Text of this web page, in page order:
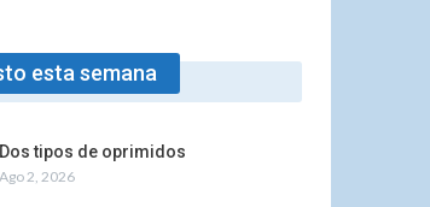
esta semana
Dos tipos de oprimidos
Ago 2, 2026